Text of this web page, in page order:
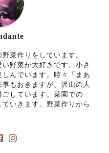
菜作りをしています。
野菜が大好きです。小さ
んでいます。時々「まあ
もおきますが、沢山の人
しています。菜園での
いきます。野菜作りから